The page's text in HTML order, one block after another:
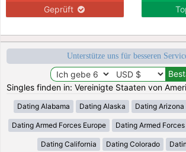
Geprüft
Unterstütze uns für besseren
Singles finden in: Vereinigte Staaten von
Dating Alabama Dating Alaska Dating Arizona
Dating Armed Forces Europe Dating Armed
Dating California Dating Colorado